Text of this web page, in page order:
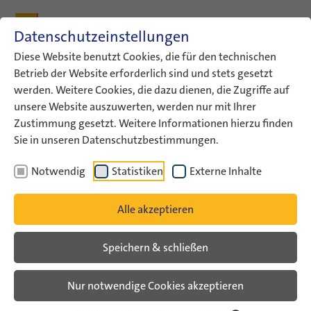
Datenschutzeinstellungen
Diese Website benutzt Cookies, die für den technischen
Betrieb der Website erforderlich sind und stets gesetzt
werden. Weitere Cookies, die dazu dienen, die Zugriffe auf
unsere Website auszuwerten, werden nur mit Ihrer
Zustimmung gesetzt. Weitere Informationen hierzu finden
Sie in unseren Datenschutzbestimmungen.
Notwendig Statistiken Externe Inhalte
Alle akzeptieren
Speichern & schließen
Nur notwendige Cookies akzeptieren
ConAct ConAct: Kontakt
Kontakt
ConAct - Koordinierungszentrum Deutsch-
Israelischer Jugendaustausch
Tel.: +49 3491 4202-60
Fax: +49 3491 4202-70
E-Mail:info[at]conact-org.de
www.conact-org.de